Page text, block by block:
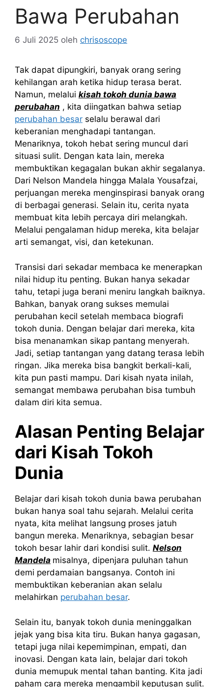
Bawa Perubahan
6 Juli 2025 oleh chrisoscope
Tak dapat dipungkiri, banyak orang sering
kehilangan arah ketika hidup terasa berat.
Namun, melalui kisah tokoh dunia bawa
perubahan , kita diingatkan bahwa setiap
perubahan besar selalu berawal dari
keberanian menghadapi tantangan.
Menariknya, tokoh hebat sering muncul dari
situasi sulit. Dengan kata lain, mereka
membuktikan kegagalan bukan akhir segalanya.
Dari Nelson Mandela hingga Malala Yousafzai,
perjuangan mereka menginspirasi banyak orang
di berbagai generasi. Selain itu, cerita nyata
membuat kita lebih percaya diri melangkah.
Melalui pengalaman hidup mereka, kita belajar
arti semangat, visi, dan ketekunan.
Transisi dari sekadar membaca ke menerapkan
nilai hidup itu penting. Bukan hanya sekadar
tahu, tetapi juga berani meniru langkah baiknya.
Bahkan, banyak orang sukses memulai
perubahan kecil setelah membaca biografi
tokoh dunia. Dengan belajar dari mereka, kita
bisa menanamkan sikap pantang menyerah.
Jadi, setiap tantangan yang datang terasa lebih
ringan. Jika mereka bisa bangkit berkali-kali,
kita pun pasti mampu. Dari kisah nyata inilah,
semangat membawa perubahan bisa tumbuh
dalam diri kita semua.
Alasan Penting Belajar
dari Kisah Tokoh
Dunia
Belajar dari kisah tokoh dunia bawa perubahan
bukan hanya soal tahu sejarah. Melalui cerita
nyata, kita melihat langsung proses jatuh
bangun mereka. Menariknya, sebagian besar
tokoh besar lahir dari kondisi sulit. Nelson
Mandela misalnya, dipenjara puluhan tahun
demi perdamaian bangsanya. Contoh ini
membuktikan keberanian akan selalu
melahirkan perubahan besar.
Selain itu, banyak tokoh dunia meninggalkan
jejak yang bisa kita tiru. Bukan hanya gagasan,
tetapi juga nilai kepemimpinan, empati, dan
inovasi. Dengan kata lain, belajar dari tokoh
dunia memupuk mental tahan banting. Kita jadi
paham cara mereka mengambil keputusan sulit.